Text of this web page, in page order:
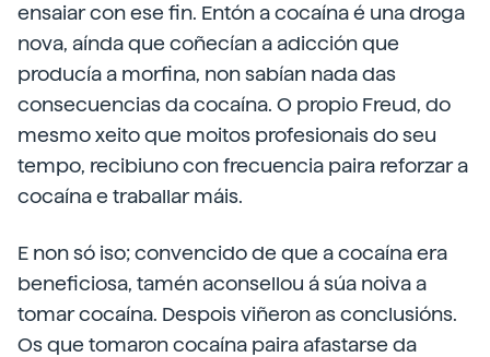
ensaiar con ese fin. Entón a cocaína é una droga
nova, aínda que coñecían a adicción que
producía a morfina, non sabían nada das
consecuencias da cocaína. O propio Freud, do
mesmo xeito que moitos profesionais do seu
tempo, recibiuno con frecuencia paira reforzar a
cocaína e traballar máis.
E non só iso; convencido de que a cocaína era
beneficiosa, tamén aconsellou á súa noiva a
tomar cocaína. Despois viñeron as conclusións.
Os que tomaron cocaína paira afastarse da